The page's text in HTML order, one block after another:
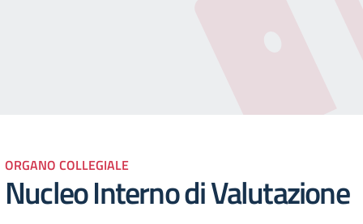
ORGANO COLLEGIALE
Nucleo Interno di Valutazione